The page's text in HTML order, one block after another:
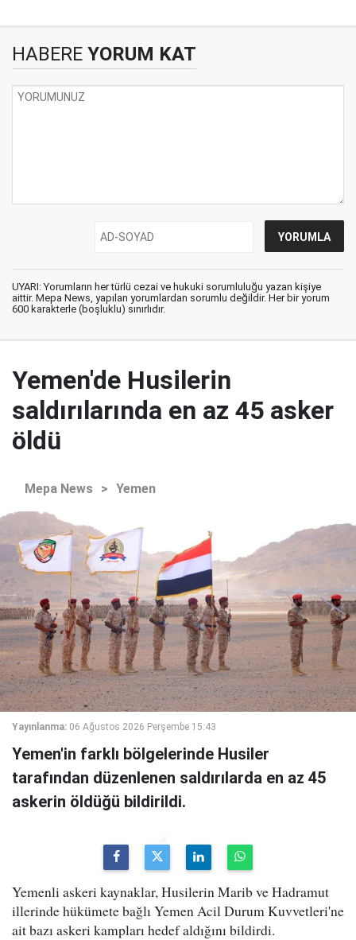
HABERE YORUM KAT
UYARI: Yorumların her türlü cezai ve hukuki sorumluluğu yazan kişiye
aittir. Mepa News, yapılan yorumlardan sorumlu değildir. Her bir yorum
600 karakterle (boşluklu) sınırlıdır.
Yemen'de Husilerin
saldırılarında en az 45 asker
öldü
Mepa News > Yemen
Yayınlanma: 06 Ağustos 2026 Perşembe 15:43
Yemen'in farklı bölgelerinde Husiler
tarafından düzenlenen saldırılarda en az 45
askerin öldüğü bildirildi.
Yemenli askeri kaynaklar, Husilerin Marib ve Hadramut
illerinde hükümete bağlı Yemen Acil Durum Kuvvetleri'ne
ait bazı askeri kampları hedef aldığını bildirdi.